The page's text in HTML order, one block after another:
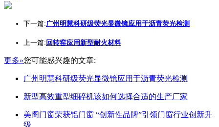
下一篇:广州明慧科研级荧光显微镜应用于沥青荧光检测
上一篇: 回转窑应用新型耐火材料
更多»您可能感兴趣的文章:
广州明慧科研级荧光显微镜应用于沥青荧光检测
新型高效重型细碎机该如何选择合适的生产厂家
美阁门窗荣获铝门窗 “创新性品牌”引领门窗行业创新升
级